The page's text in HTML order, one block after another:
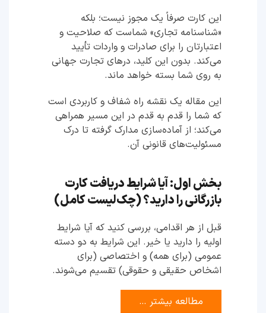
این کارت صرفاً یک مجوز نیست؛ بلکه
«شناسنامه تجاری» شماست که صلاحیت و
اعتبارتان را برای صادرات و واردات تأیید
می‌کند. بدون این کلید، درهای تجارت جهانی
به روی شما بسته خواهد ماند.
این مقاله یک نقشه راه شفاف و کاربردی است
که شما را قدم به قدم در این مسیر همراهی
می‌کند؛ از آماده‌سازی مدارک گرفته تا درک
مسئولیت‌های قانونی آن.
بخش اول: آیا شرایط دریافت کارت
بازرگانی را دارید؟ (چک‌لیست کامل)
قبل از هر اقدامی، بررسی کنید که آیا شرایط
اولیه را دارید یا خیر. این شرایط به دو دسته
عمومی (برای همه) و اختصاصی (برای
اشخاص حقیقی و حقوقی) تقسیم می‌شوند.
مطالعه بیشتر …